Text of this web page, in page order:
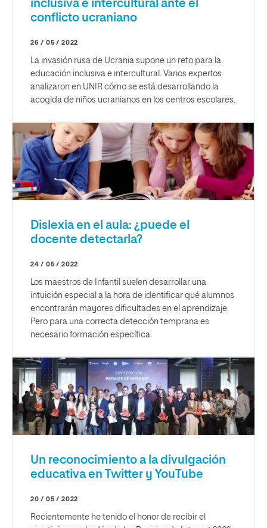
inclusiva e intercultural ante el
conflicto ucraniano
26 / 05 / 2022
La invasión rusa de Ucrania supone un reto para la
educación inclusiva e intercultural. Varios expertos
analizaron en UNIR cómo se está desarrollando la
acogida de niños ucranianos en los centros escolares.
Dislexia en el aula: ¿puede el
docente detectarla?
24 / 05 / 2022
Los maestros de Infantil suelen desarrollar una
intuición especial a la hora de identificar qué alumnos
encontrarán mayores dificultades en el aprendizaje.
Pero para una correcta detección temprana es
necesario formación específica.
Un reconocimiento a la divulgación
educativa en Twitter y YouTube
20 / 05 / 2022
Recientemente he tenido el honor de recibir el